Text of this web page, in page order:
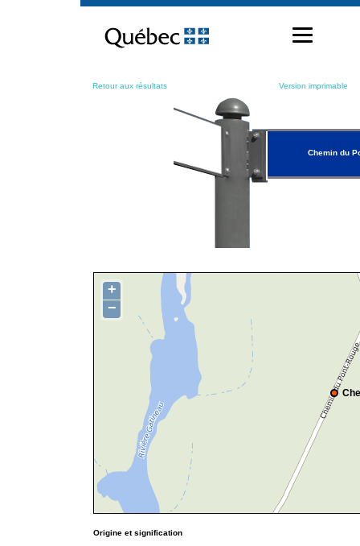
contenu
Retour aux résultats Version imprimable
Chemin du
+
−
Origine et signification